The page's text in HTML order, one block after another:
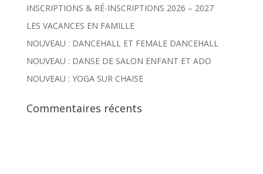
INSCRIPTIONS & RÉ-INSCRIPTIONS 2026 – 2027
LES VACANCES EN FAMILLE
NOUVEAU : DANCEHALL ET FEMALE DANCEHALL
NOUVEAU : DANSE DE SALON ENFANT ET ADO
NOUVEAU : YOGA SUR CHAISE
Commentaires récents